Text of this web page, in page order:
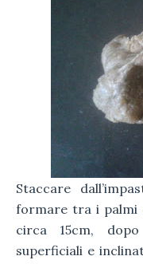
Staccare
formare tra i palmi
circa 15cm,
superficiali e